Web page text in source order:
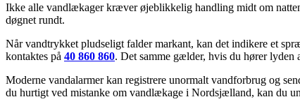
Ikke alle vandlækager kræver øjeblikkelig handling midt om
døgnet rundt.
Når vandtrykket pludseligt falder markant, kan det indikere et
kontaktes på 40 860 860. Det samme gælder, hvis du hører lyden
Moderne vandalarmer kan registrere unormalt vandforbrug og
du hurtigt ved mistanke om vandlækage i Nordsjælland, kan du